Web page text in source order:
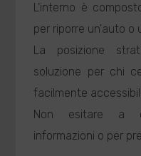
L'interno è
per riporre un'auto o
La posizione
soluzione per chi
facilmente
Non esitare a
informazioni o per